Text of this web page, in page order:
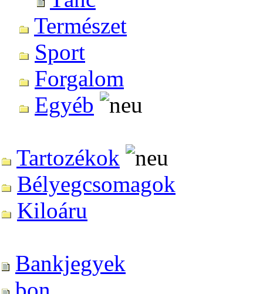
Természet
Sport
Forgalom
Egyéb
Tartozékok
Bélyegcsomagok
Kiloáru
Bankjegyek